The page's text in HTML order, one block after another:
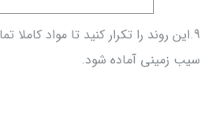
9.این روند را تکرار کنید تا مواد
سیب زمینی آماده شود.